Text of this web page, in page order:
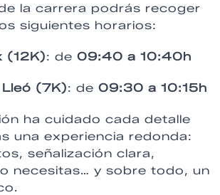
la carrera podrás recoger
siguientes horarios:
(12K): de 09:40 a 10:40h
Lleó (7K): de 09:30 a 10:15h
ha cuidado cada detalle
una experiencia redonda:
señalización clara,
necesitas… y sobre todo, un